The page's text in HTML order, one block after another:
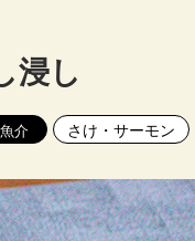
浸し
魚介 さけ・サーモン